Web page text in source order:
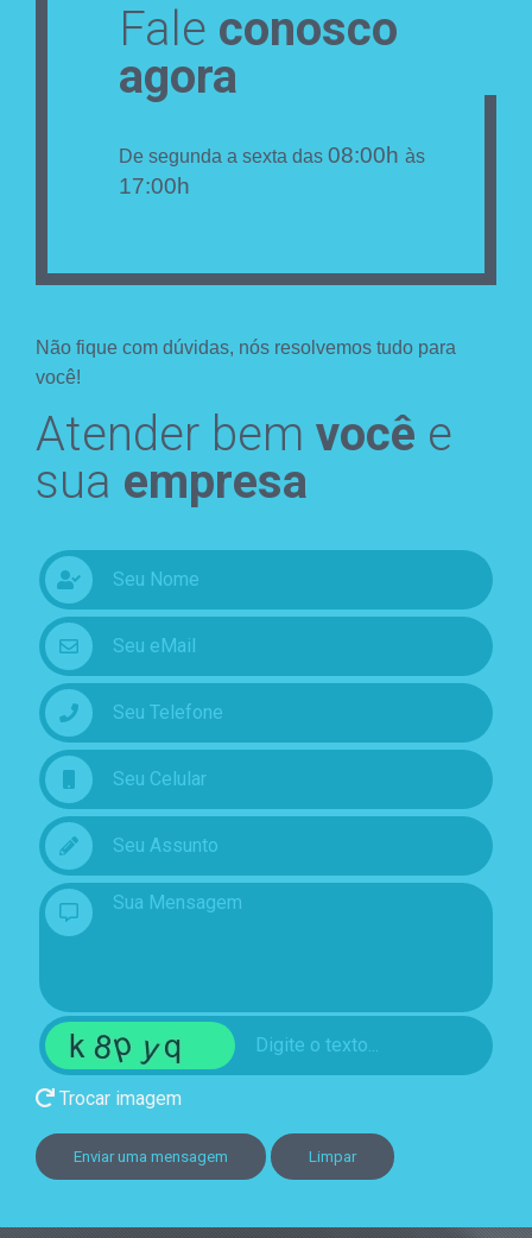
Fale conosco
agora
De segunda a sexta das 08:00h às
17:00h
Não fique com dúvidas, nós resolvemos tudo para
você!
Atender bem você e
sua empresa
Trocar imagem
Enviar uma mensagem Limpar